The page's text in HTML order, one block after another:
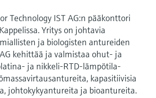
Technology IST AG:n pääkonttori
Yritys on johtavia
ja biologisten antureiden
kehittää ja valmistaa ohut- ja
ja nikkeli-RTD-lämpötila-
kapasitiivisia
johtokykyantureita ja bioantureita.